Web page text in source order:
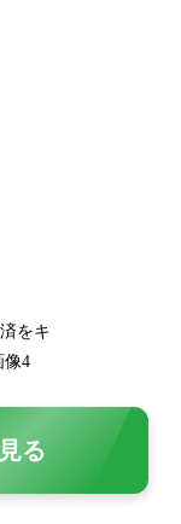
をキ
像4
る